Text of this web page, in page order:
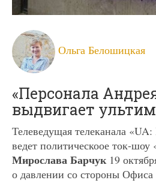
Ольга Белошицкая
«Персонала
выдвигает
Телеведущая телеканала
ведет политическоое ток-шоу
Мирослава Барчук 19
о давлении со стороны Офиса